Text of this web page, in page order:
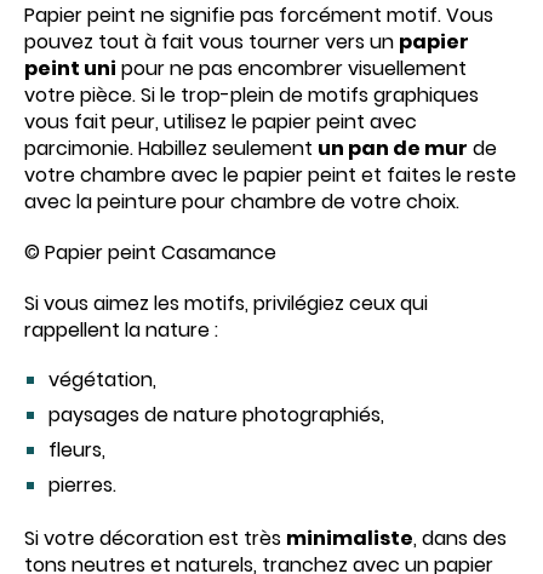
Papier peint ne signifie pas forcément motif. Vous
pouvez tout à fait vous tourner vers un papier
peint uni pour ne pas encombrer visuellement
votre pièce. Si le trop-plein de motifs graphiques
vous fait peur, utilisez le papier peint avec
parcimonie. Habillez seulement un pan de mur de
votre chambre avec le papier peint et faites le reste
avec la peinture pour chambre de votre choix.
© Papier peint Casamance
Si vous aimez les motifs, privilégiez ceux qui
rappellent la nature :
végétation,
paysages de nature photographiés,
fleurs,
pierres.
Si votre décoration est très minimaliste, dans des
tons neutres et naturels, tranchez avec un papier